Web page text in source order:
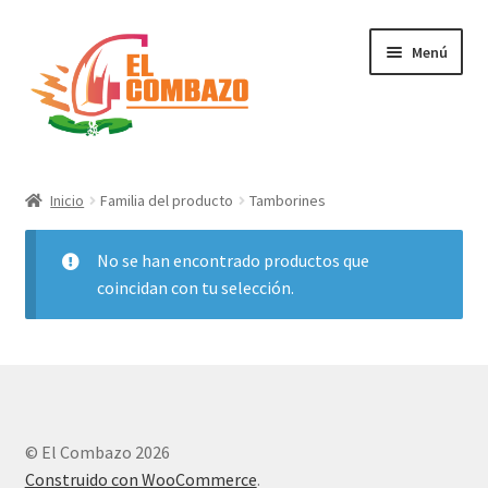
Menú
DJ, Audio e Iluminación PRO
Grabación de Audio & Video
Marcas
Inicio Familia del producto Tamborines
No se han encontrado productos que
coincidan con tu selección.
© El Combazo 2026
Construido con WooCommerce.